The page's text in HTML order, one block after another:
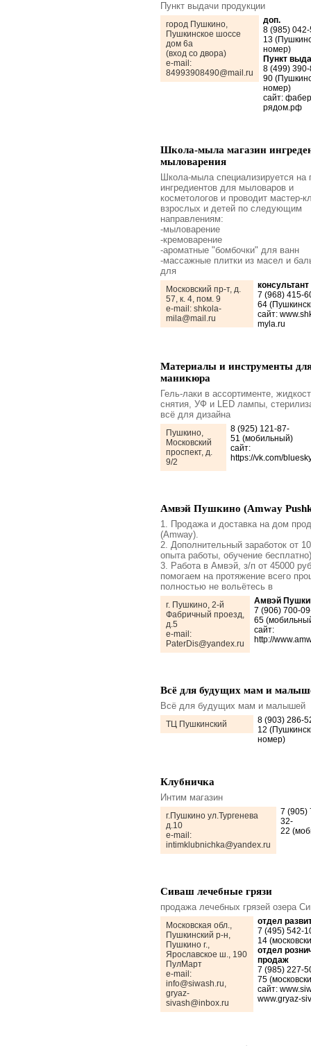
Пункт выдачи продукции
город Пушкино,
Пушкинское шоссе
дом 6а
(вход со двора)
e-mail:
84993908490@mail.ru
доп.
8 (985)
13
номер)
Пункт
8 (499)
90
номер)
сайт:
рядом.рф
Школа-мыла магазин
мыловарения
Школа-мыла специализируется на
ингредиентов для мыловаров и
косметологов и проводит мастер-
взрослых и детей по следующим
направлениям:
-мыловарение
-кремоварение
-ароматные "бомбочки" для ванн
-массажные плитки из масел и
для
Московский пр-т, д.
57, к. 4, пом. 9
e-mail: shkola-
mila@mail.ru
консультант
7 (968) 415-
64
сайт:
myla.ru
Материалы и инструменты
маникюра
Гель-лаки в ассортименте,
снятия, УФ и LED лампы,
всё для дизайна
Пушкино,
Московский
проспект, д.
9/2
8 (925) 121-87-
51 (мобильный)
сайт:
https://vk.com/
Амвэй Пушкино (Amway
1. Продажа и доставка на дом
(Amway).
2. Дополнительный заработок от
опыта работы, обучение бесплатно)
3. Работа в Амвэй, з/п от 45000
помогаем на протяжение всего
полностью не вольётесь в
г. Пушкино, 2-й
Фабричный проезд,
д.5
e-mail:
PaterDis@yandex.ru
Амвэй
7 (906) 700-
65
сайт:
http://
Всё для будущих мам и
Всё для будущих мам и малышей
ТЦ Пушкинский
8 (903) 286-
12
номер)
Клубничка
Интим магазин
г.Пушкино ул.Тургенева
д.10
e-mail:
intimklubnichka@yandex.ru
7 (905)
32-
22
Сиваш лечебные грязи
продажа лечебных грязей озера
Московская обл.,
Пушкинский р-н,
Пушкино г.,
Ярославское ш., 190
ПулМарт
e-mail:
info@siwash.ru,
gryaz-
sivash@inbox.ru
отдел
7 (495) 542-
14
отдел
продаж
7 (985) 227-
75
сайт:
www.gryaz-